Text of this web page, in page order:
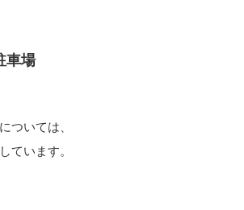
車場
ついては、
ています。